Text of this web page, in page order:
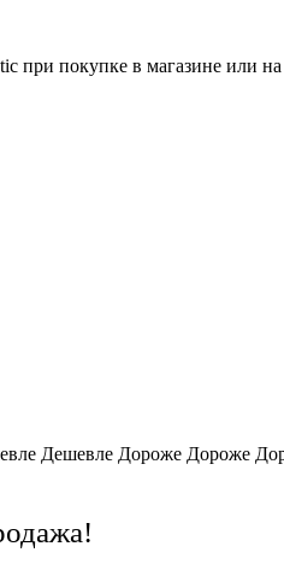
при покупке в магазине или
Дешевле Дороже Дороже